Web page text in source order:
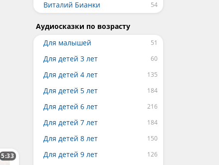
5:33
Виталий Бианки
Аудиосказки по возрасту
Для малышей
Для детей 3 лет
Для детей 4 лет
Для детей 5 лет
Для детей 6 лет
Для детей 7 лет
Для детей 8 лет
Для детей 9 лет